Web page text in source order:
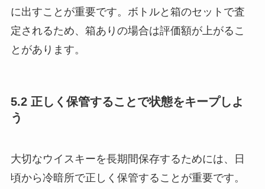
に出すことが重要です。ボトルと箱のセットで査
定されるため、箱ありの場合は評価額が上がるこ
とがあります。
5.2 正しく保管することで状態をキープしよ
う
大切なウイスキーを長期間保存するためには、日
頃から冷暗所で正しく保管することが重要です。